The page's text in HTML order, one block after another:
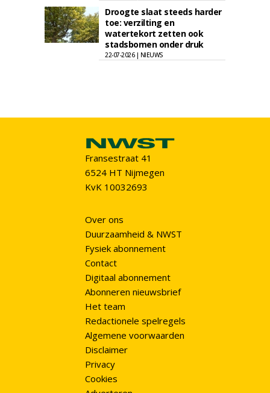
Droogte slaat steeds harder
toe: verzilting en
watertekort zetten ook
stadsbomen onder druk
22-07-2026 | NIEUWS
Fransestraat 41
6524 HT Nijmegen
KvK 10032693
Over ons
Duurzaamheid & NWST
Fysiek abonnement
Contact
Digitaal abonnement
Abonneren nieuwsbrief
Het team
Redactionele spelregels
Algemene voorwaarden
Disclaimer
Privacy
Cookies